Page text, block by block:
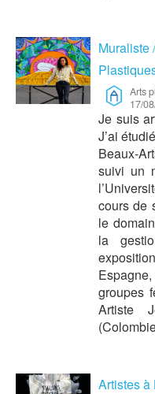
Muraliste
Arts
17/
Je suis
J’ai
Beaux-
suivi un
cours de
le
la
groupes
Artiste
Artistes à